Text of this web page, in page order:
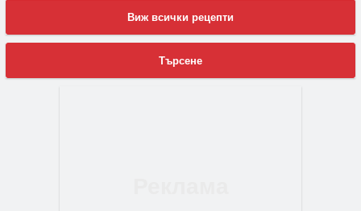
Виж всички рецепти
Търсене